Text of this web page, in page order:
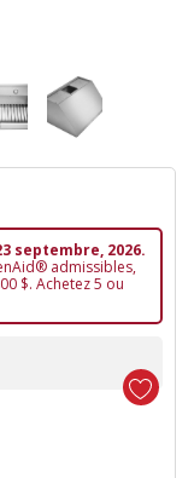
septembre, 2026.
admissibles,
$. Achetez 5 ou